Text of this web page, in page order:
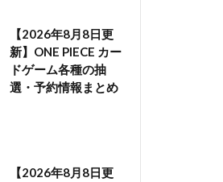
【2026年8月8日更
新】ONE PIECE カー
ドゲーム各種の抽
選・予約情報まとめ
【2026年8月8日更